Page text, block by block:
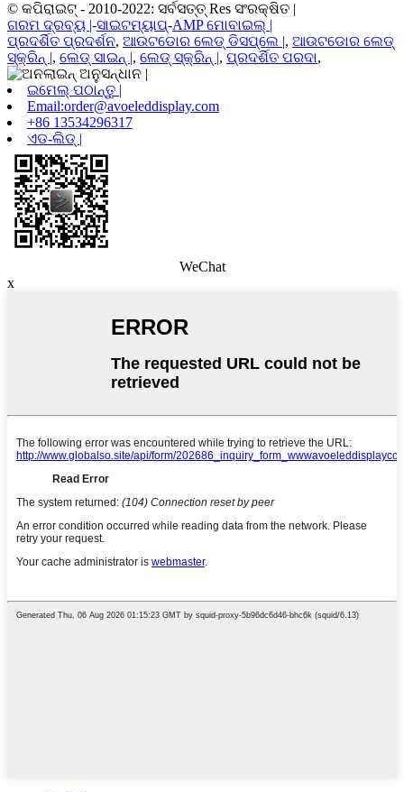
© କପିରାଇଟ୍ - 2010-2022: ସର୍ବସତ୍ତ୍ Res ସଂରକ୍ଷିତ |
ଗରମ ଦ୍ରବ୍ୟ |-ସାଇଟମ୍ୟାପ୍-AMP ମୋବାଇଲ୍ |
ପ୍ରଦର୍ଶିତ ପ୍ରଦର୍ଶନ, ଆଉଟଡୋର ​​ଲେଡ୍ ଡିସପ୍ଲେ |, ଆଉଟଡୋର ​​ଲେଡ୍
ସ୍କ୍ରିନ୍ |, ଲେଡ୍ ସାଇନ୍ |, ଲେଡ୍ ସ୍କ୍ରିନ୍ |, ପ୍ରଦର୍ଶିତ ପରଦା,
ଇମେଲ୍ ପଠାନ୍ତୁ |
Email:order@avoeleddisplay.com
+86 13534296317
ଏଡ-ଲିଡ୍ |
WeChat
x